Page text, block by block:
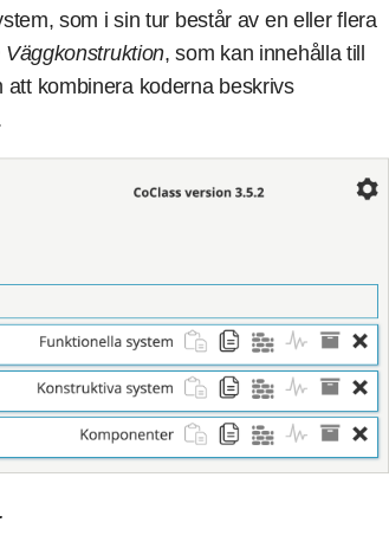
som i sin tur består av en eller flera
Väggkonstruktion, som kan innehålla till
att kombinera koderna beskrivs